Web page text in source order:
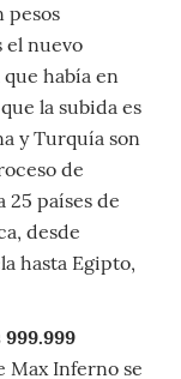
pesos
el nuevo
había en
la subida es
y Turquía son
de
25 países de
desde
hasta Egipto,
Max Inferno se